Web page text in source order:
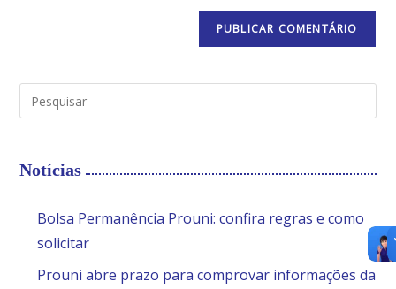
Notícias
Bolsa Permanência Prouni: confira regras e como
solicitar
Prouni abre prazo para comprovar informações da